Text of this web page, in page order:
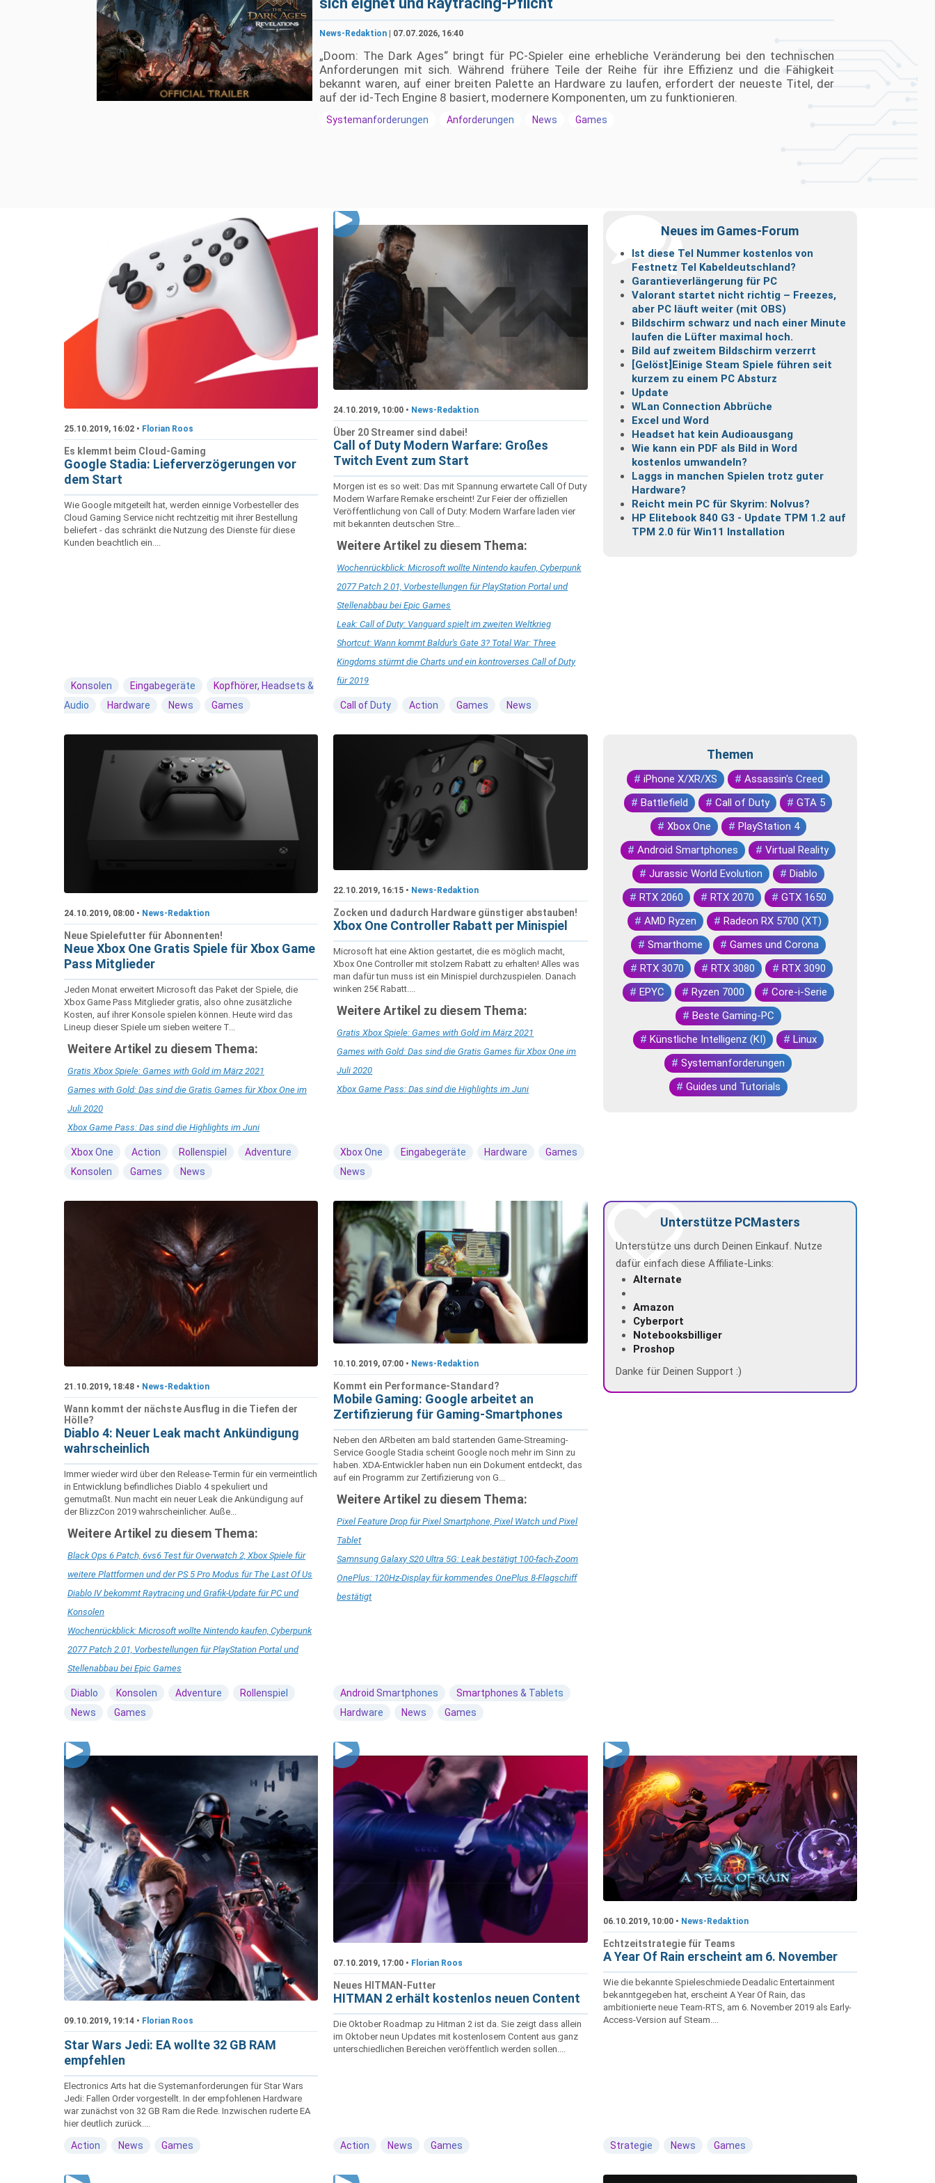
K2
GDDR-
erwartet
5080
im
Vergleich
ASUS
96
HE
soll
liefern
News-Redaktion| 07.07.2026, 16:40
„Doom: The Dark Ages“ bringt für PC-Spieler eine erhebliche Veränderung bei den technischen
Anforderungen mit sich. Während frühere Teile der Reihe für ihre Effizienz und die Fähigkeit
bekannt waren, auf einer breiten Palette an Hardware zu laufen, erfordert der neueste Titel, der
auf der id-Tech Engine 8 basiert, modernere Komponenten, um zu funktionieren.
Systemanforderungen Anforderungen News Games
25.10.2019, 16:02 • Florian Roos
Es klemmt beim Cloud-Gaming
Google Stadia: Lieferverzögerungen vor
dem Start
Wie Google mitgeteilt hat, werden einnige Vorbesteller des
Cloud Gaming Service nicht rechtzeitig mit ihrer Bestellung
beliefert - das schränkt die Nutzung des Dienste für diese
Kunden beachtlich ein....
Konsolen Eingabegeräte
Kopfhörer, Headsets &
Audio
Hardware News Games
24.10.2019, 10:00 • News-Redaktion
Über 20 Streamer sind dabei!
Call of Duty Modern Warfare: Großes
Twitch Event zum Start
Morgen ist es so weit: Das mit Spannung erwartete Call Of Duty
Modern Warfare Remake erscheint! Zur Feier der offiziellen
Veröffentlichung von Call of Duty: Modern Warfare laden vier
mit bekannten deutschen Stre...
Weitere Artikel zu diesem Thema:
Wochenrückblick: Microsoft wollte Nintendo kaufen, Cyberpunk
2077 Patch 2.01, Vorbestellungen für PlayStation Portal und
Stellenabbau bei Epic Games
Leak: Call of Duty: Vanguard spielt im zweiten Weltkrieg
Shortcut: Wann kommt Baldur's Gate 3? Total War: Three
Kingdoms stürmt die Charts und ein kontroverses Call of Duty
für 2019
Call of Duty Action Games News
Neues im Games-Forum
Ist diese Tel Nummer kostenlos von
Festnetz Tel Kabeldeutschland?
Garantieverlängerung für PC
Valorant startet nicht richtig – Freezes,
aber PC läuft weiter (mit OBS)
Bildschirm schwarz und nach einer Minute
laufen die Lüfter maximal hoch.
Bild auf zweitem Bildschirm verzerrt
[Gelöst]Einige Steam Spiele führen seit
kurzem zu einem PC Absturz
Update
WLan Connection Abbrüche
Excel und Word
Headset hat kein Audioausgang
Wie kann ein PDF als Bild in Word
kostenlos umwandeln?
Laggs in manchen Spielen trotz guter
Hardware?
Reicht mein PC für Skyrim: Nolvus?
HP Elitebook 840 G3 - Update TPM 1.2 auf
TPM 2.0 für Win11 Installation
24.10.2019, 08:00 • News-Redaktion
Neue Spielefutter für Abonnenten!
Neue Xbox One Gratis Spiele für Xbox Game
Pass Mitglieder
Jeden Monat erweitert Microsoft das Paket der Spiele, die
Xbox Game Pass Mitglieder gratis, also ohne zusätzliche
Kosten, auf ihrer Konsole spielen können. Heute wird das
Lineup dieser Spiele um sieben weitere T...
Weitere Artikel zu diesem Thema:
Gratis Xbox Spiele: Games with Gold im März 2021
Games with Gold: Das sind die Gratis Games für Xbox One im
Juli 2020
Xbox Game Pass: Das sind die Highlights im Juni
Xbox One Action Rollenspiel
Adventure
Konsolen
Games News
22.10.2019, 16:15 • News-Redaktion
Zocken und dadurch Hardware günstiger abstauben!
Xbox One Controller Rabatt per Minispiel
Microsoft hat eine Aktion gestartet, die es möglich macht,
Xbox One Controller mit stolzem Rabatt zu erhalten! Alles was
man dafür tun muss ist ein Minispiel durchzuspielen. Danach
winken 25€ Rabatt....
Weitere Artikel zu diesem Thema:
Gratis Xbox Spiele: Games with Gold im März 2021
Games with Gold: Das sind die Gratis Games für Xbox One im
Juli 2020
Xbox Game Pass: Das sind die Highlights im Juni
Xbox One Eingabegeräte Hardware
Games
News
Themen
# iPhone X/XR/XS # Assassin's Creed
#Battlefield #Call of Duty #GTA 5
# Xbox One # PlayStation 4
#Android Smartphones #Virtual Reality
# Jurassic World Evolution # Diablo
#RTX 2060 #RTX 2070 #GTX 1650
#AMD Ryzen #Radeon RX 5700 (XT)
# Smarthome # Games und Corona
#RTX 3070 #RTX 3080 #RTX 3090
# EPYC # Ryzen 7000 # Core-i-Serie
# Beste Gaming-PC
# Künstliche Intelligenz (KI) # Linux
#Systemanforderungen
# Guides und Tutorials
21.10.2019, 18:48 • News-Redaktion
Wann kommt der nächste Ausflug in die Tiefen der
Hölle?
Diablo 4: Neuer Leak macht Ankündigung
wahrscheinlich
Immer wieder wird über den Release-Termin für ein vermeintlich
in Entwicklung befindliches Diablo 4 spekuliert und
gemutmaßt. Nun macht ein neuer Leak die Ankündigung auf
der BlizzCon 2019 wahrscheinlicher. Auße...
Weitere Artikel zu diesem Thema:
Black Ops 6 Patch, 6vs6 Test für Overwatch 2, Xbox Spiele für
weitere Plattformen und der PS 5 Pro Modus für The Last Of Us
Diablo IV bekommt Raytracing und Grafik-Update für PC und
Konsolen
Wochenrückblick: Microsoft wollte Nintendo kaufen, Cyberpunk
2077 Patch 2.01, Vorbestellungen für PlayStation Portal und
Stellenabbau bei Epic Games
Diablo Konsolen Adventure
Rollenspiel
News
Games
10.10.2019, 07:00 • News-Redaktion
Kommt ein Performance-Standard?
Mobile Gaming: Google arbeitet an
Zertifizierung für Gaming-Smartphones
Neben den ARbeiten am bald startenden Game-Streaming-
Service Google Stadia scheint Google noch mehr im Sinn zu
haben. XDA-Entwickler haben nun ein Dokument entdeckt, das
auf ein Programm zur Zertifizierung von G...
Weitere Artikel zu diesem Thema:
Pixel Feature Drop für Pixel Smartphone, Pixel Watch und Pixel
Tablet
Samnsung Galaxy S20 Ultra 5G: Leak bestätigt 100-fach-Zoom
OnePlus: 120Hz-Display für kommendes OnePlus 8-Flagschiff
bestätigt
Android Smartphones
Smartphones & Tablets
Hardware
News Games
Unterstütze PCMasters
Unterstütze uns durch Deinen Einkauf. Nutze
dafür einfach diese Affiliate-Links:
Alternate
Amazon
Cyberport
Notebooksbilliger
Proshop
Danke für Deinen Support :)
09.10.2019, 19:14 • Florian Roos
Star Wars Jedi: EA wollte 32 GB RAM
empfehlen
Electronics Arts hat die Systemanforderungen für Star Wars
Jedi: Fallen Order vorgestellt. In der empfohlenen Hardware
war zunächst von 32 GB Ram die Rede. Inzwischen ruderte EA
hier deutlich zurück....
Action News Games
07.10.2019, 17:00 • Florian Roos
Neues HITMAN-Futter
HITMAN 2 erhält kostenlos neuen Content
Die Oktober Roadmap zu Hitman 2 ist da. Sie zeigt dass allein
im Oktober neun Updates mit kostenlosem Content aus ganz
unterschiedlichen Bereichen veröffentlich werden sollen....
Action News Games
06.10.2019, 10:00 • News-Redaktion
Echtzeitstrategie für Teams
A Year Of Rain erscheint am 6. November
Wie die bekannte Spieleschmiede Deadalic Entertainment
bekanntgegeben hat, erscheint A Year Of Rain, das
ambitionierte neue Team-RTS, am 6. November 2019 als Early-
Access-Version auf Steam....
Strategie News Games